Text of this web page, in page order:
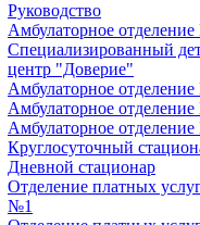
Руководство
Амбулаторное
Специализированный
центр "Доверие"
Амбулаторное
Амбулаторное
Амбулаторное
Круглосуточный
Дневной стационар
Отделение платных
№1